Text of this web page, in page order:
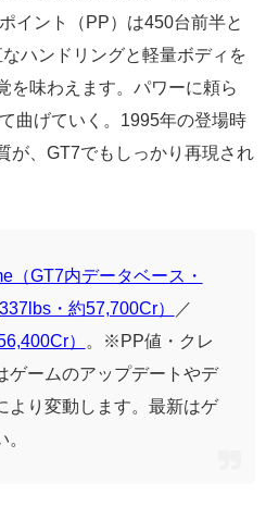
イント（PP）は450台前半と
ハンドリングと軽量ボディを
を味わえます。パワーに頼ら
曲げていく。1995年の登場時
が、GT7でもしっかり再現され
（GT7内データベース・
・約57,700Cr）
／
）
。※PP値・クレ
ゲームのアップデートやデ
より変動します。最新はゲ